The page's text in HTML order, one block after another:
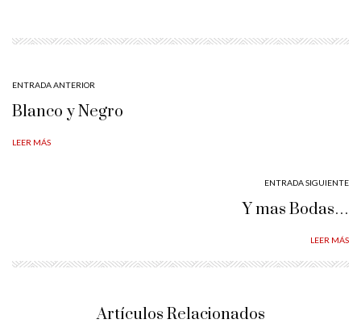
ENTRADA ANTERIOR
Blanco y Negro
LEER MÁS
ENTRADA SIGUIENTE
Y mas Bodas…
LEER MÁS
Artículos Relacionados